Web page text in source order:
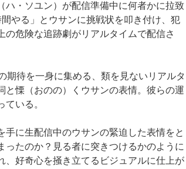
ハ・ソユン）が配信準備中に何者かに拉致
やる」とウサンに挑戦状を叩き付け、犯
危険な追跡劇がリアルタイムで配信さ
待を一身に集める、類を見ないリアルタ
慄（おのの）くウサンの表情。彼らの運
いる。
に生配信中のウサンの緊迫した表情をと
たのか？見る者に突きつけるかのように
、好奇心を掻き立てるビジュアルに仕上が